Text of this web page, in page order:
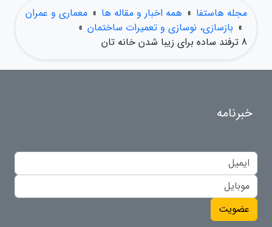
مجله هاستفا » همه اخبار و مقاله ها » معماری و عمران
» بازسازی، نوسازی و تعمیرات ساختمان »
8 ترفند ساده برای زیبا شدن خانه تان
خبرنامه
عضویت